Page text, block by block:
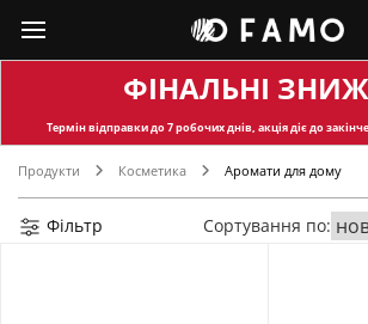
ФІНАЛЬНІ
Термін відправкидо 7 робочих днів, акція діє до
Продукти Косметика Аромати для дому
Фільтр Сортування по: